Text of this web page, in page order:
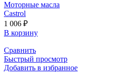
Моторные масла
Castrol
1 006 ₽
В корзину
Сравнить
Быстрый просмотр
Добавить в избранное